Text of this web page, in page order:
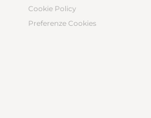
Cookie Policy
Preferenze Cookies